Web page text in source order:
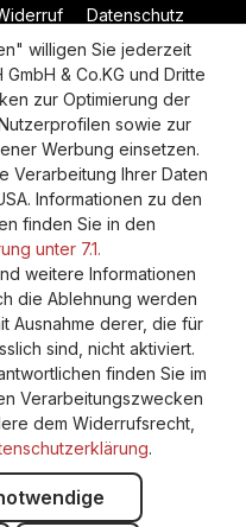
Datenschutz
AGB
Impressum
willigen Sie jederzeit
& Co.KG und Dritte
zur Optimierung der
sowie zur
Werbung einsetzen.
Verarbeitung Ihrer Daten
Informationen zu den
finden Sie in den
unter 7.1.
weitere Informationen
die Ablehnung werden
Ausnahme derer, die für
sind, nicht aktiviert.
finden Sie im
Verarbeitungszwecken
dem Widerrufsrecht,
.